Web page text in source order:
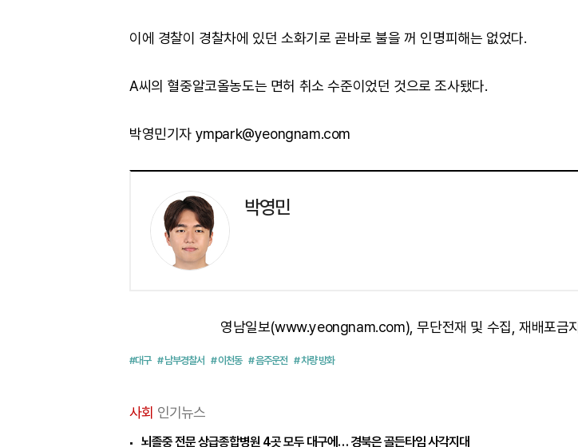
이에 경찰이 경찰차에 있던 소화기로 곧바로 불을 꺼 인명피해는 없었다.
A씨의 혈중알코올농도는 면허 취소 수준이었던 것으로 조사됐다.
박영민기자 ympark@yeongnam.com
박영민
영남일보(www.yeongnam.com), 무단전재 및 수집, 재배포금지
#대구 # 남부경찰서 # 이천동 # 음주운전 # 차량 방화
사회 인기뉴스
뇌졸중 전문 상급종합병원 4곳 모두 대구에… 경북은 골든타임 사각지대